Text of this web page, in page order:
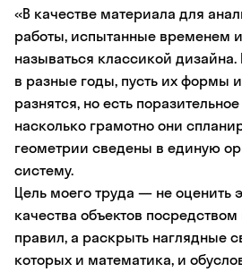
«В качестве материала для
работы, испытанные временем
называться классикой дизайна.
в разные годы, пусть их формы
разнятся, но есть
насколько грамотно они
геометрии сведены в единую
систему.
Цель моего труда — не оценить
качества объектов
правил, а раскрыть наглядные
которых и математика, и